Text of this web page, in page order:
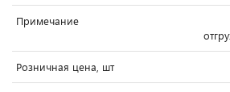
Примечание
Розничная цена, шт